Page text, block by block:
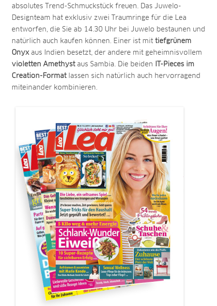
absolutes Trend-Schmuckstück freuen. Das Juwelo-
Designteam hat exklusiv zwei Traumringe für die Lea
entworfen, die Sie ab 14.30 Uhr bei Juwelo bestaunen und
natürlich auch kaufen können. Einer ist mit tiefgrünem
Onyx aus Indien besetzt, der andere mit geheimnisvollem
violetten Amethystaus Sambia. Die beiden
IT-Pieces im
Creation-Formatlassen sich natürlich auch hervorragend
miteinander kombinieren.